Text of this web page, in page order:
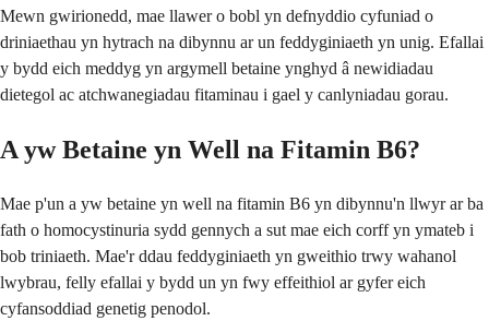
Mewn gwirionedd, mae llawer o bobl yn defnyddio cyfuniad o
driniaethau yn hytrach na dibynnu ar un feddyginiaeth yn unig. Efallai
y bydd eich meddyg yn argymell betaine ynghyd â newidiadau
dietegol ac atchwanegiadau fitaminau i gael y canlyniadau gorau.
A yw Betaine yn Well na Fitamin B6?
Mae p'un a yw betaine yn well na fitamin B6 yn dibynnu'n llwyr ar ba
fath o homocystinuria sydd gennych a sut mae eich corff yn ymateb i
bob triniaeth. Mae'r ddau feddyginiaeth yn gweithio trwy wahanol
lwybrau, felly efallai y bydd un yn fwy effeithiol ar gyfer eich
cyfansoddiad genetig penodol.